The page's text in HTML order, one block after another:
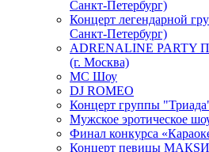
Санкт-Петербург)
Концерт легендарной
Санкт-Петербург)
ADRENALINE
(г. Москва)
MC Шоу
DJ ROMEO
Концерт группы
Мужское эротическое
Финал конкурса
Концерт певицы